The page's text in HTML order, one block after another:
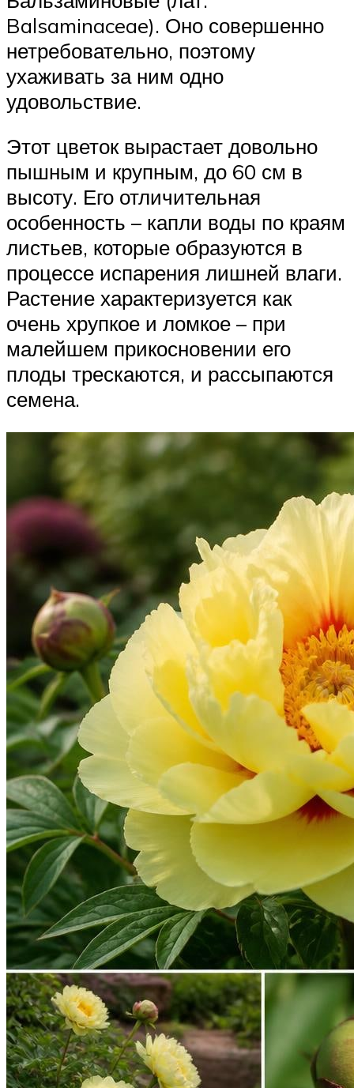
Balsaminaceae). Оно совершенно
нетребовательно, поэтому
ухаживать за ним одно
удовольствие.
Этот цветок вырастает довольно
пышным и крупным, до 60 см в
высоту. Его отличительная
особенность – капли воды по краям
листьев, которые образуются в
процессе испарения лишней влаги.
Растение характеризуется как
очень хрупкое и ломкое – при
малейшем прикосновении его
плоды трескаются, и рассыпаются
семена.